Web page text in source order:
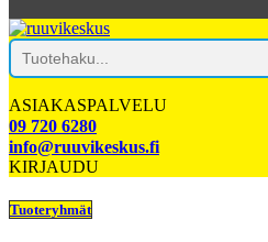
ASIAKASPALVELU
09 720 6280
info@ruuvikeskus.fi
KIRJAUDU
Tuoteryhmät